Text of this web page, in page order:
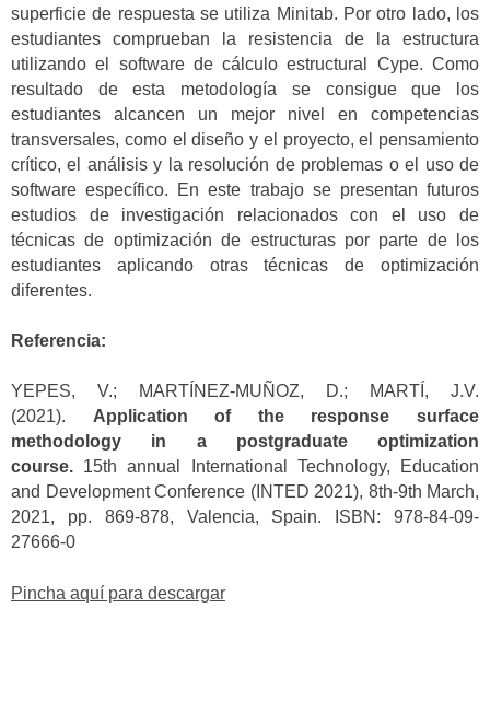
superficie de respuesta se utiliza Minitab. Por otro lado, los
estudiantes comprueban la resistencia de la estructura
utilizando el software de cálculo estructural Cype. Como
resultado de esta metodología se consigue que los
estudiantes alcancen un mejor nivel en competencias
transversales, como el diseño y el proyecto, el pensamiento
crítico, el análisis y la resolución de problemas o el uso de
software específico. En este trabajo se presentan futuros
estudios de investigación relacionados con el uso de
técnicas de optimización de estructuras por parte de los
estudiantes aplicando otras técnicas de optimización
diferentes.
Referencia:
YEPES, V.; MARTÍNEZ-MUÑOZ, D.; MARTÍ, J.V.
(2021). Application of the response surface
methodology in a postgraduate optimization
course. 15th annual International Technology, Education
and Development Conference (INTED 2021), 8th-9th March,
2021, pp. 869-878, Valencia, Spain. ISBN: 978-84-09-
27666-0
Pincha aquí para descargar